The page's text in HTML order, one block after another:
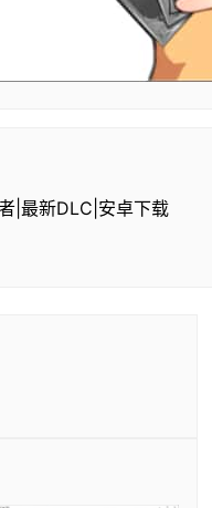
|最新DLC|安卓下载